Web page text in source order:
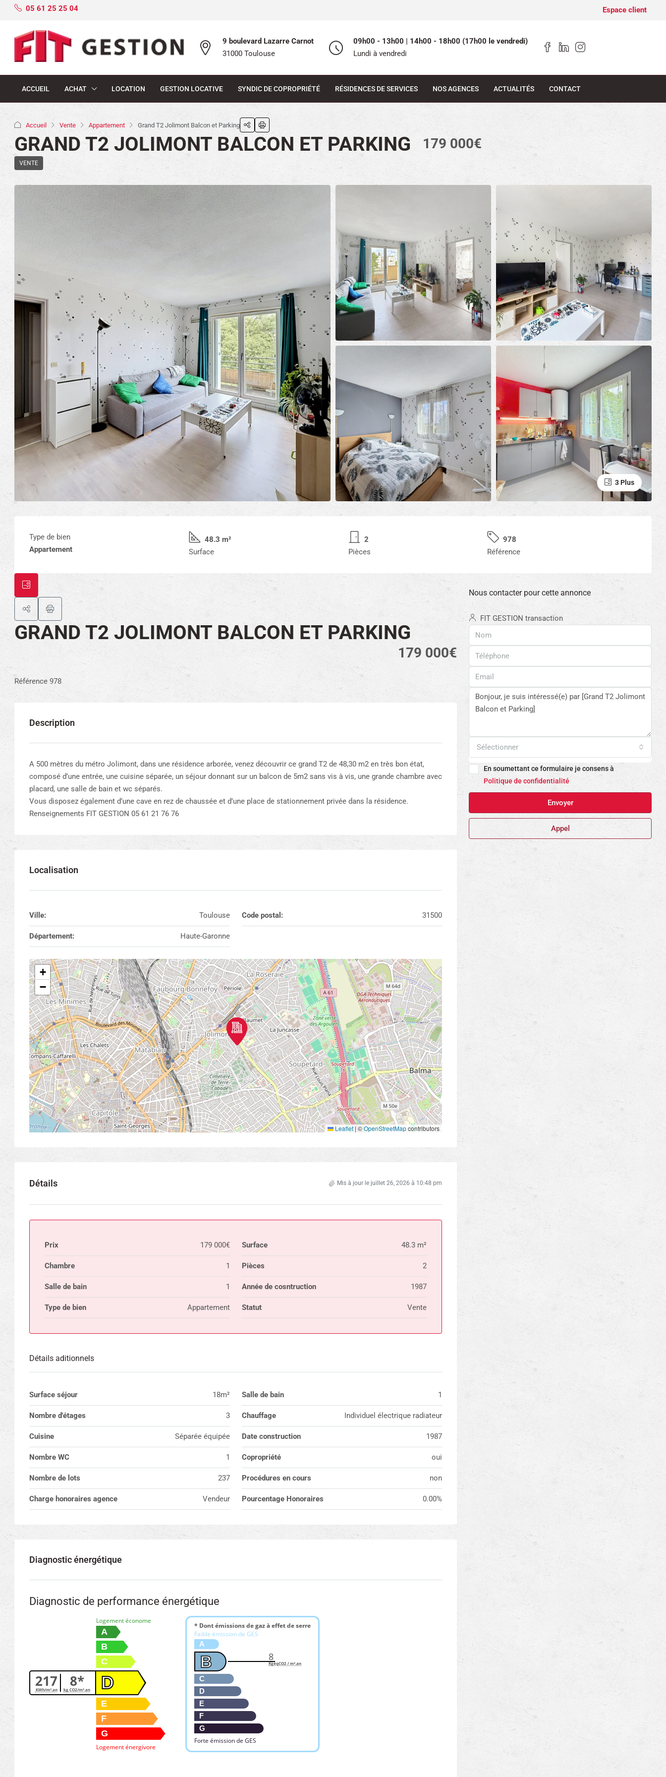
05 61 25 25 04 Espace client
9 boulevard Lazarre Carnot
31000 Toulouse
09h00 - 13h00 | 14h00 - 18h00 (17h00 le vendredi)
Lundi à vendredi
ACCUEIL ACHAT LOCATION GESTION LOCATIVE SYNDIC DE COPROPRIÉTÉ RÉSIDENCES DE SERVICES NOS AGENCES ACTUALITÉS CONTACT
Accueil Vente Appartement Grand T2 Jolimont Balcon et Parking
GRAND T2 JOLIMONT BALCON ET PARKING 179 000€
VENTE
3 Plus
Type de bien
Appartement
48.3 m²
Surface
2
Pièces
978
Référence
GRAND T2 JOLIMONT BALCON ET PARKING
179 000€
Référence 978
Description
A 500 mètres du métro Jolimont, dans une résidence arborée, venez découvrir ce grand T2 de 48,30 m2 en très bon état,
composé d’une entrée, une cuisine séparée, un séjour donnant sur un balcon de 5m2 sans vis à vis, une grande chambre avec
placard, une salle de bain et wc séparés.
Vous disposez également d’une cave en rez de chaussée et d’une place de stationnement privée dans la résidence.
Renseignements FIT GESTION 05 61 21 76 76
Localisation
Ville: Toulouse Code postal: 31500
Département: Haute-Garonne
+
−
Leaflet|©OpenStreetMapcontributors
Détails Mis à jour le juillet 26, 2026 à 10:48 pm
Prix 179 000€ Surface 48.3 m²
Chambre 1 Pièces 2
Salle de bain 1 Année de cosntruction 1987
Type de bien Appartement Statut Vente
Détails aditionnels
Surface séjour 18m² Salle de bain 1
Nombre d'étages 3 Chauffage Individuel électrique radiateur
Cuisine Séparée équipée Date construction 1987
Nombre WC 1 Copropriété oui
Nombre de lots 237 Procédures en cours non
Charge honoraires agence Vendeur Pourcentage Honoraires 0.00%
Diagnostic énergétique
Diagnostic de performance énergétique
217
KWh/m².an 8*
kg CO2/m².an
Logement économe
A
B
C
D
E
F
G
Logement énergivore
* Dont émissions de gaz à effet de serre
Faible émission de GES
A
B
C
D
E
F
G
Forte émission de GES
8
KgéqCO2 / m².an
Nous contacter pour cette annonce
FIT GESTION transaction
Sélectionner
En soumettant ce formulaire je consens à
Politique de confidentialité
Envoyer
Appel